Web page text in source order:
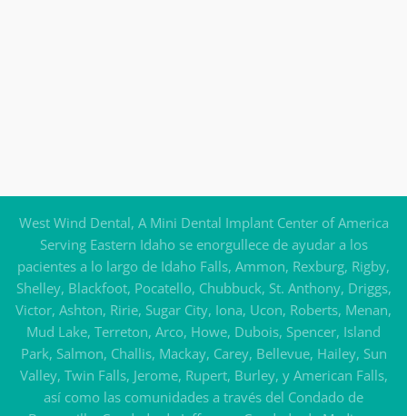
West Wind Dental, A Mini Dental Implant Center of America
Serving Eastern Idaho se enorgullece de ayudar a los
pacientes a lo largo de Idaho Falls, Ammon, Rexburg, Rigby,
Shelley, Blackfoot, Pocatello, Chubbuck, St. Anthony, Driggs,
Victor, Ashton, Ririe, Sugar City, Iona, Ucon, Roberts, Menan,
Mud Lake, Terreton, Arco, Howe, Dubois, Spencer, Island
Park, Salmon, Challis, Mackay, Carey, Bellevue, Hailey, Sun
Valley, Twin Falls, Jerome, Rupert, Burley, y American Falls,
así como las comunidades a través del Condado de